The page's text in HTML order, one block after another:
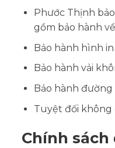
Phước Thịnh
gồm bảo hành
Bảo hành hình
Bảo hành vải
Bảo hành
Tuyệt đối không
Chính